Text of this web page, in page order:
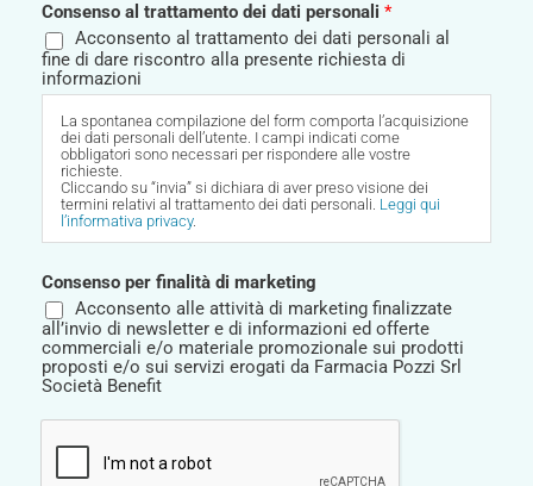
Consenso al trattamento dei dati personali *
Acconsento al trattamento dei dati personali al
fine di dare riscontro alla presente richiesta di
informazioni
La spontanea compilazione del form comporta l’acquisizione
dei dati personali dell’utente. I campi indicati come
obbligatori sono necessari per rispondere alle vostre
richieste.
Cliccando su “invia” si dichiara di aver preso visione dei
termini relativi al trattamento dei dati personali. Leggi qui
l’informativa privacy.
riportate nella presente informativa, a prestare il proprio
consenso, in maniera distinta ed inequivocabile, al
trattamento dei propri dati personali.
Consenso per finalità di marketing
Acconsento alle attività di marketing finalizzate
all’invio di newsletter e di informazioni ed offerte
commerciali e/o materiale promozionale sui prodotti
proposti e/o sui servizi erogati da Farmacia Pozzi Srl
Società Benefit